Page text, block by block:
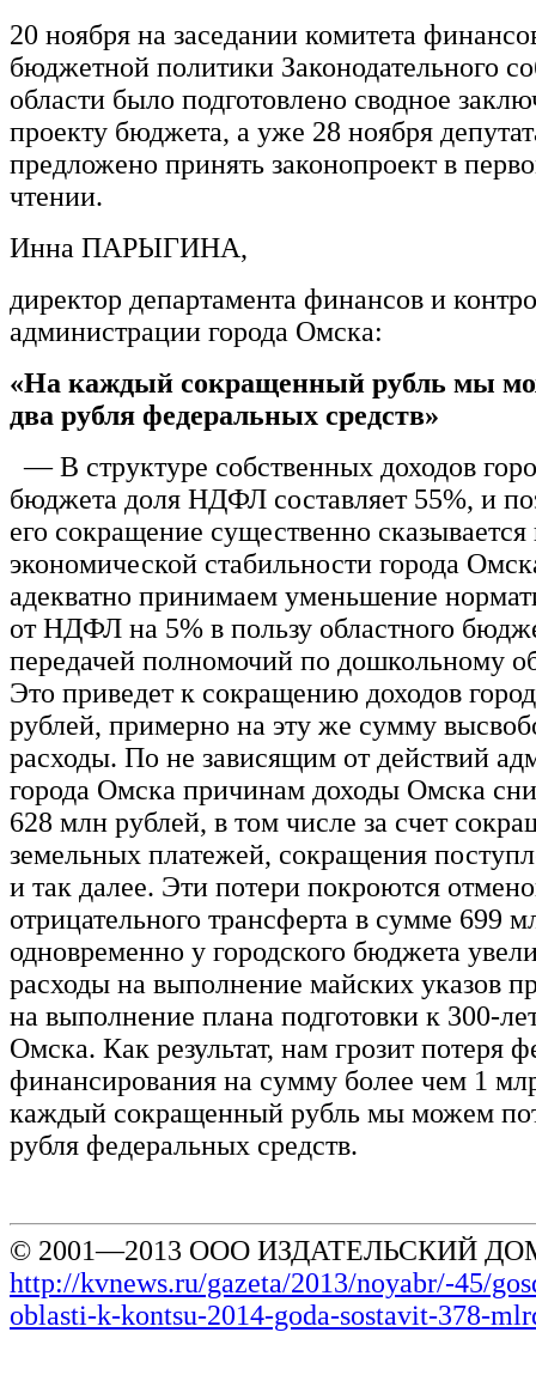
20 ноября на заседании комитета
бюджетной политики Законодательного
области было подготовлено сводное
проекту бюджета, а уже 28 ноября
предложено принять законопроект в
чтении.
Инна ПАРЫГИНА,
директор департамента финансов и
администрации города Омска:
«На каждый сокращенный рубль мы
два рубля федеральных средств»
— В структуре собственных доходов
бюджета доля НДФЛ составляет 55%, и
его сокращение существенно сказывается
экономической стабильности города
адекватно принимаем уменьшение
от НДФЛ на 5% в пользу областного
передачей полномочий по дошкольному
Это приведет к сокращению доходов
рублей, примерно на эту же сумму
расходы. По не зависящим от действий
города Омска причинам доходы Омска
628 млн рублей, в том числе за счет
земельных платежей, сокращения
и так далее. Эти потери покроются
отрицательного трансферта в сумме 699
одновременно у городского бюджета
расходы на выполнение майских указов
на выполнение плана подготовки к 300-
Омска. Как результат, нам грозит потеря
финансирования на сумму более чем 1
каждый сокращенный рубль мы можем
рубля федеральных средств.
© 2001—2013 ООО ИЗДАТЕЛЬСКИЙ
http://kvnews.ru/gazeta/2013/noyabr/-45/
oblasti-k-kontsu-2014-goda-sostavit-378-